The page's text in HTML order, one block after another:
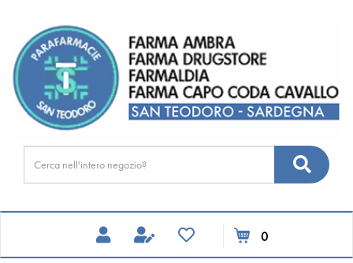
contenuto
principale
DRUGSTORE
Prodotto
0
prodotti
inseriti